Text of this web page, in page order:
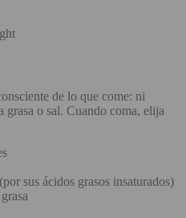
de lo que come: ni
grasa o sal. Cuando coma, elija
sus ácidos grasos insaturados)